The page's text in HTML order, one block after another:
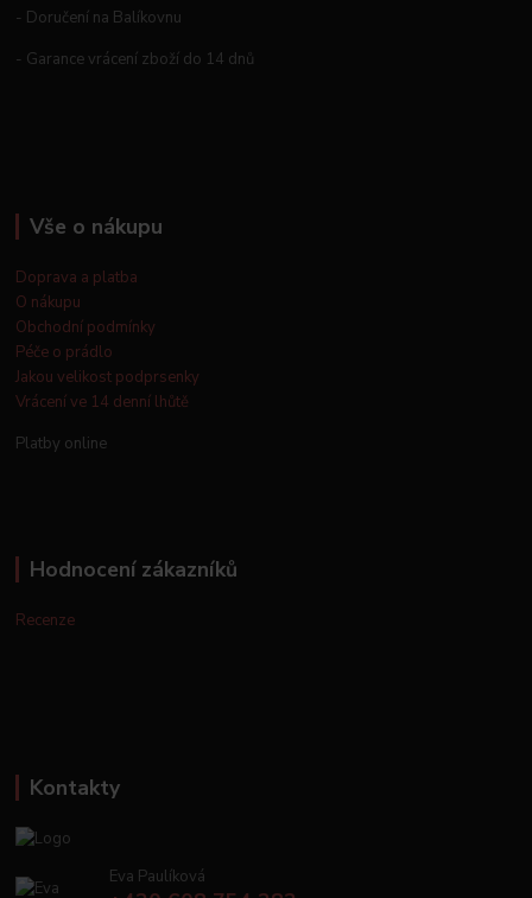
- Doručení na Balíkovnu
- Garance vrácení zboží do 14 dnů
Vše o nákupu
Doprava a platba
O nákupu
Obchodní podmínky
Péče o prádlo
Jakou velikost podprsenky
Vrácení ve 14 denní lhůtě
Platby online
Hodnocení zákazníků
Recenze
Kontakty
Eva Paulíková